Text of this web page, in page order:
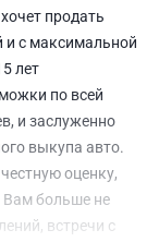
продать
и с максимальной
лет
по всей
и заслуженно
выкупа авто.
оценку,
Вам больше не
встречи с